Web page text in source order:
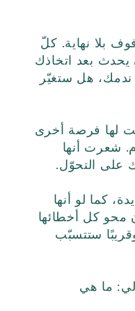
بلا نهاية. كلّ
بعد اتخاذك
هل ستغيّر
لها فرصة أخرى
شعرت أنها
على التحوّل.
كما لو أنها
محو كل أخطائها
ستتسبّب
ما هي